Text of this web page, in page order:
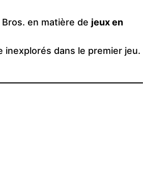
en matière de jeux en
dans le premier jeu.